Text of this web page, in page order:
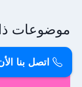
موضوعات
اتصل بنا